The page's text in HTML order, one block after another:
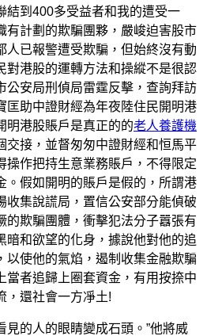
結到400多受益者和我的遭受一
有計劃的欺騙團夥，嚴峻迫害股市
人已報警遭受欺騙，但始終沒有動
對港股的運轉方法和操縱不是很認
公安局刑偵局雷霆反擊，查詢拜訪
匡助中證財經為年夜陸住民開明港
明港股賬戶是真正的的老人養護機
交接，並督匆匆中證財經和恒馬平
操作把持生意業務賬戶，不得限定
。假如開明的賬戶是假的，所謂港
收集說謊局，置信公安部分能偵破
的欺騙團體，衝擊犯法分子囂張有
暗和欲望的化身，據說他對他的追
以使他的氣焰，遏制收集金融欺騙
當者追歸上圈套資金，有用按捺中
，還社會一方凈土!
見的人的眼睛變成石頭。”他將威